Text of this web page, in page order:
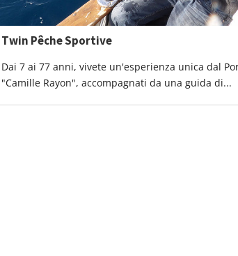
Twin Pêche Sportive
Dai 7 ai 77 anni, vivete un'esperienza unica dal
"Camille Rayon", accompagnati da una guida di...